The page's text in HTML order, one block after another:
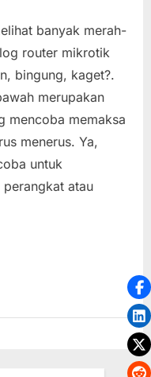
Router
Mikrotik
Ancaman
Penyusup
yang
Mencoba
banyak merah-
router mikrotik
bingung, kaget?.
merupakan
mencoba memaksa
menerus. Ya,
untuk
atau